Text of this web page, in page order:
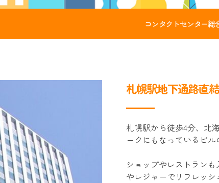
コンタクトセンター総
札幌駅地下通路直
札幌駅から徒歩4分、北
ークにもなっているビル
ショップやレストラン
やレジャーでリフレッシ